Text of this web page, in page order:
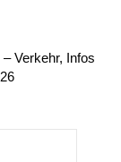
Verkehr, Infos